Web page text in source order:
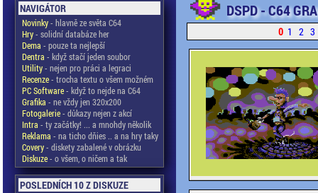
NAVIGÁTOR
Novinky- hlavně ze světa C64
Hry- solidní databáze her
Dema - pouze ta nejlepší
Dentra - když stačí jeden soubor
Utility- nejen pro práci a legraci
Recenze- trocha textu o všem možném
PC Software- když to nejde na C64
Grafika - ne vždy jen 320x200
Fotogalerie- důkazy nejen z akcí
Intra - ty začátky! ... a mnohdy několik
Reklama - na ticho dňies .. a na hry taky
Covery- diskety zabalené v obrázku
Diskuze- o všem, o ničem a tak
POSLEDNÍCH 10 Z DISKUZE
DSPD - C64
0 1 2 3